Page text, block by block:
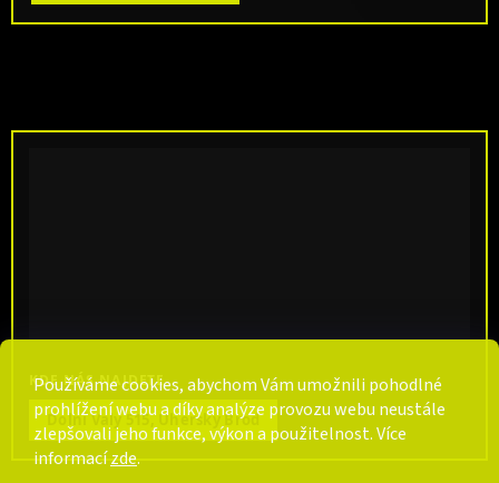
Používáme cookies, abychom Vám umožnili pohodlné
prohlížení webu a díky analýze provozu webu neustále
zlepšovali jeho funkce, výkon a použitelnost. Více
informacízde.
KDE NÁS NAJDETE
Dolní Valy 515, Uherský Brod